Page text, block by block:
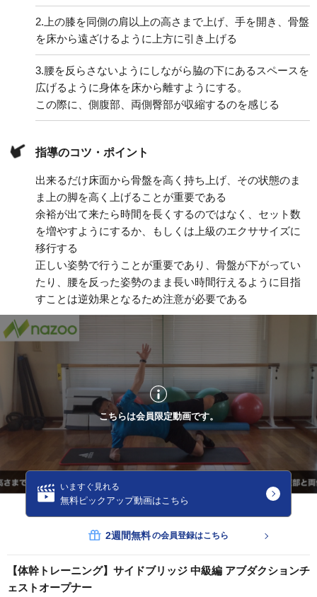
2. 上の膝を同側の肩以上の高さまで上げ、手を開き、骨盤
を床から遠ざけるように上方に引き上げる
3.腰を反らさないようにしながら脇の下にあるスペースを
広げるように身体を床から離すようにする。
この際に、側腹部、両側臀部が収縮するのを感じる
指導のコツ・ポイント
出来るだけ床面から骨盤を高く持ち上げ、その状態のま
ま上の脚を高く上げることが重要である
余裕が出て来たら時間を長くするのではなく、セット数
を増やすようにするか、もしくは上級のエクササイズに
移行する
正しい姿勢で行うことが重要であり、骨盤が下がってい
たり、腰を反った姿勢のまま長い時間行えるように目指
すことは逆効果となるため注意が必要である
こちらは会員限定動画です。
いますぐ見れる
無料ピックアップ動画はこちら
2週間無料の会員登録はこちら
【体幹トレーニング】サイドブリッジ 中級編 アブダクションチ
ェストオープナー